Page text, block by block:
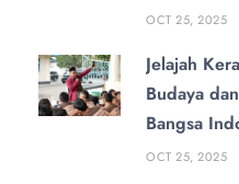
OCT 25, 2025
Jelajah
Budaya
Bangsa
OCT 25, 2025